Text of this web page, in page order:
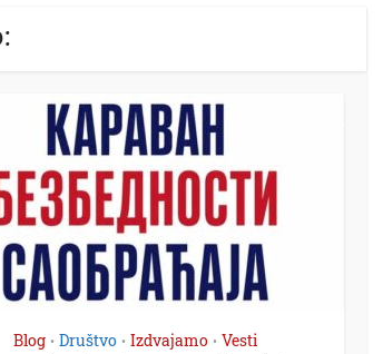
Blog • Društvo • Izdvajamo • Vesti